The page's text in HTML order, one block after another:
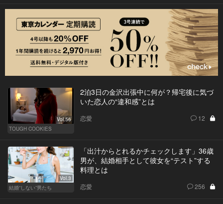
Vol.56
TOUGH COOKIES
2泊3日の金沢出張中に何が？帰宅後に気づ
いた恋人の“違和感”とは
恋愛 12
Vol.3
結婚“しない”男たち
「出汁からとれるかチェックします」36歳
男が、結婚相手として彼女を“テスト”する
料理とは
恋愛 256